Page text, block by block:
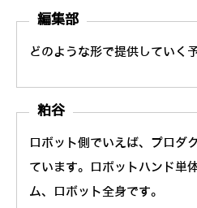
編集部
どのような形で提供していく
粕谷
ロボット側でいえば、プロダ
ています。ロボットハンド単
ム、ロボット全身です。